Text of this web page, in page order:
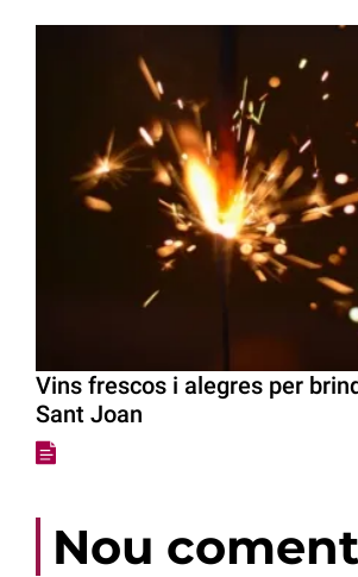
Vins frescos i alegres per
Sant Joan
Nou